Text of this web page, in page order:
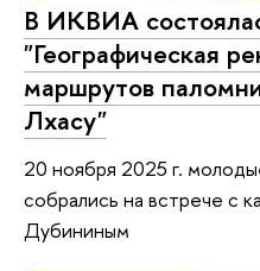
В ИКВИА
"Географическая
маршрутов
Лхасу"
20 ноября 2025 г.
собрались на встрече с
Дубининым